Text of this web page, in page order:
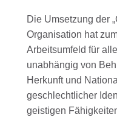
Die Umsetzung der
Organisation hat
Arbeitsumfeld für
unabhängig von
Herkunft und
geschlechtlicher
geistigen